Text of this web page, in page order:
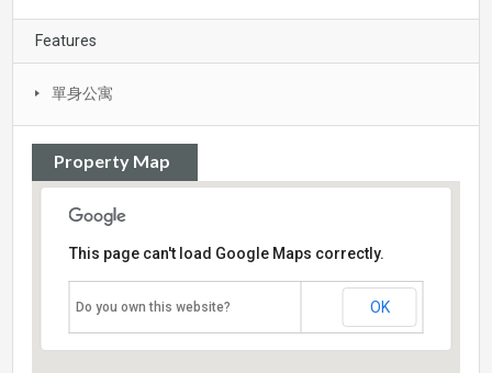
Features
單身公寓
Property Map
This page can't load Google Maps correctly.
Do you own this website? OK